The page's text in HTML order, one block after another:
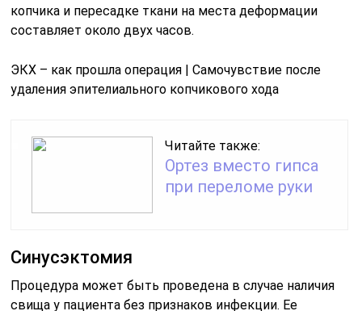
копчика и пересадке ткани на места деформации
составляет около двух часов.
ЭКХ – как прошла операция | Самочувствие после
удаления эпителиального копчикового хода
Читайте также:
Ортез вместо гипса
при переломе руки
Синусэктомия
Процедура может быть проведена в случае наличия
свища у пациента без признаков инфекции. Ее